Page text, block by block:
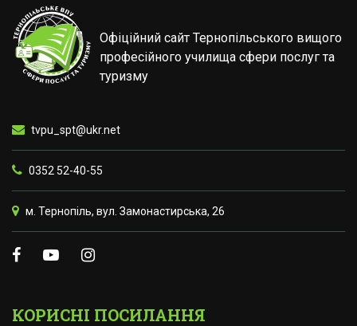
Офіційний сайт Тернопільського вищого
професійного училища сфери послуг та
туризму
tvpu_spt@ukr.net
0352 52-40-55
м. Тернопіль, вул. Замонастирська, 26
КОРИСНІ ПОСИЛАННЯ